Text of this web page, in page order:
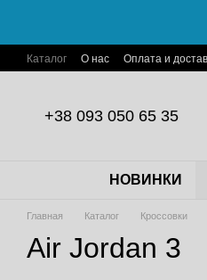
Каталог О нас Оплата и
+38 093 050 65 35
НОВИНКИ
Главная Каталог Кроссовки
Air Jordan 3